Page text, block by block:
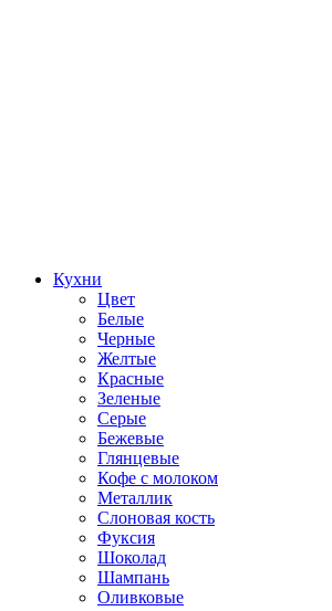
Кухни
Цвет
Белые
Черные
Желтые
Красные
Зеленые
Серые
Бежевые
Глянцевые
Кофе с молоком
Металлик
Слоновая кость
Фуксия
Шоколад
Шампань
Оливковые